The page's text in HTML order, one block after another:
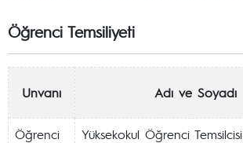
Öğrenci Temsiliyeti
Unvanı Adı ve Soyadı
Öğrenci
Yüksekokul Öğrenci Temsilcisi